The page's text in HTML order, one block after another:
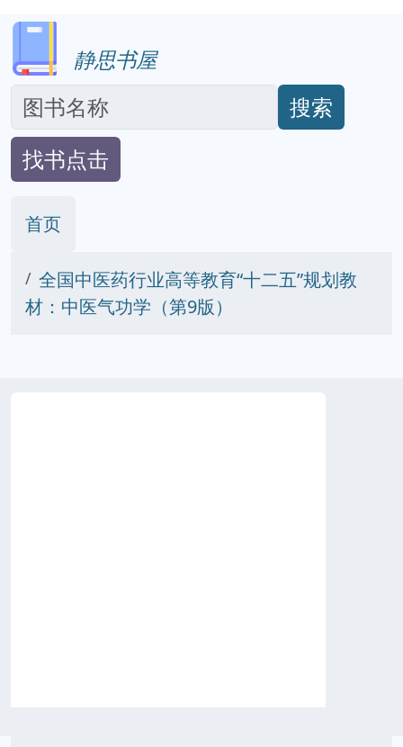
静思书屋
搜索
找书点击
首页
全国中医药行业高等教育“十二五”规划教
材：中医气功学（第9版）